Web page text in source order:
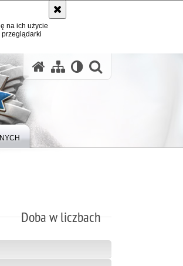
na ich użycie
Doba w liczbach